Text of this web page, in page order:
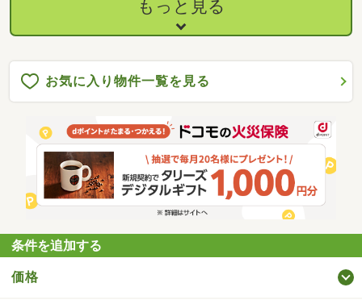
お花への水やりに便利・駐車所敷地内２台確保・ペッ
ト対応 １匹までペットを飼うことが可能です。・宅
トランクルーム 各戸に専用トランクルーム設置・指
紋照合システム 指紋認証でエントランスのドアは開
きます。・全室ペアガラス 断熱効果、結露防止
もっと見る
お気に入り物件一覧を見る
条件を追加する
価格